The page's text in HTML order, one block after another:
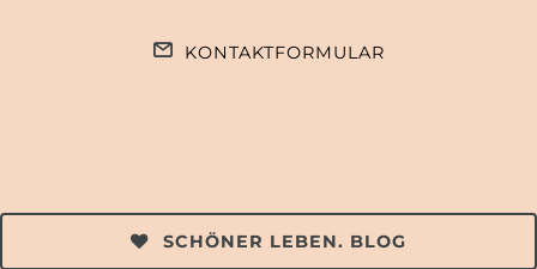
KONTAKTFORMULAR
SCHÖNER LEBEN. BLOG